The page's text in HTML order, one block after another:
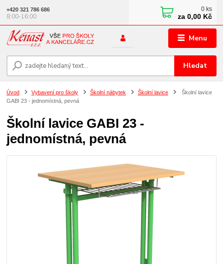
Menu
Hledat
+420 321 786 686
8:00-16:00
0 ks
za 0,00 Kč
Úvod Vybavení pro školy Školní nábytek Školní lavice
Školní lavice
GABI 23 - jednomístná, pevná
Školní lavice GABI 23 -
jednomístná, pevná